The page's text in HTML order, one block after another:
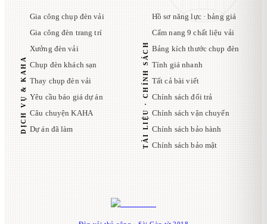
DỊCH VỤ & KAHA
Gia công chụp đèn vải
Gia công đèn trang trí
Xưởng đèn vải
Chụp đèn khách sạn
Thay chụp đèn vải
Yêu cầu báo giá dự án
Câu chuyện KAHA
Dự án đã làm
TÀI LIỆU · CHÍNH SÁCH
Hồ sơ năng lực · bảng giá
Cẩm nang 9 chất liệu vải
Bảng kích thước chụp đèn
Tính giá nhanh
Tất cả bài viết
Chính sách đổi trả
Chính sách vận chuyển
Chính sách bảo hành
Chính sách bảo mật